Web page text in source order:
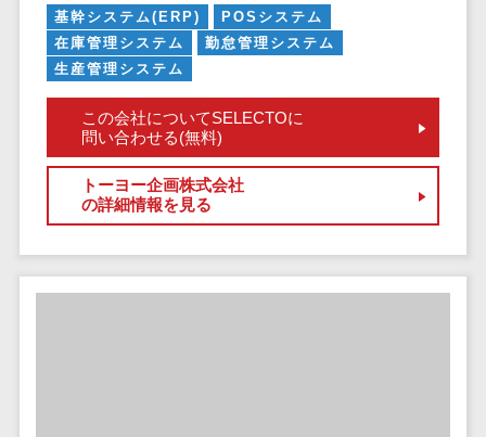
不動産オーナーアプリ>
入居者管理アプリ>
用地管理システム>
業界・業種特化型
保険代理店システム>
図面検索システム>
施工管理アプリ>
ォーム
IT資産管理ツー
SaaS管理ツー
ル
イス管理
テム
基幹システム(ERP)
POSシステム
在庫管理システム
勤怠管理システム
生産管理システム
この会社についてSELECTOに
問い合わせる(無料)
トーヨー企画株式会社
の詳細情報を見る